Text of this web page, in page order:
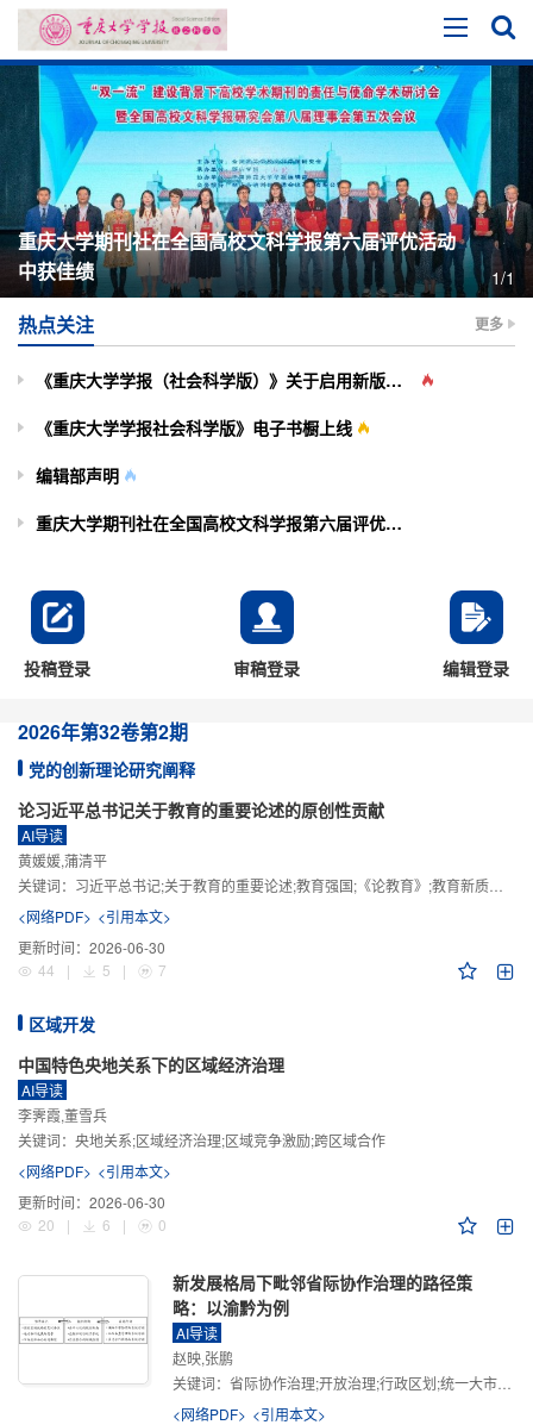
重庆大学期刊社在全国高校文科学报第六届评优活动
中获佳绩
1/1
热点关注 更多
《重庆大学学报（社会科学版）》关于启用新版投审稿系统的通知
《重庆大学学报社会科学版》电子书橱上线
编辑部声明
重庆大学期刊社在全国高校文科学报第六届评优活动中获佳绩
投稿登录 审稿登录 编辑登录
2026年第32卷第2期
党的创新理论研究阐释
论习近平总书记关于教育的重要论述的原创性贡献
AI导读
黄媛媛,蒲清平
关键词： 习近平总书记;关于教育的重要论述;教育强国;《论教育》;教育新质生产力;教育人工智能
<网络PDF> <引用本文>
更新时间： 2026-06-30
44
| 5 | 7
区域开发
中国特色央地关系下的区域经济治理
AI导读
李霁霞,董雪兵
关键词： 央地关系;区域经济治理;区域竞争激励;跨区域合作
<网络PDF> <引用本文>
更新时间： 2026-06-30
20
| 6 | 0
新发展格局下毗邻省际协作治理的路径策
略：以渝黔为例
AI导读
赵映,张鹏
关键词： 省际协作治理;开放治理;行政区划;统一大市场;新发展格局
<网络PDF> <引用本文>